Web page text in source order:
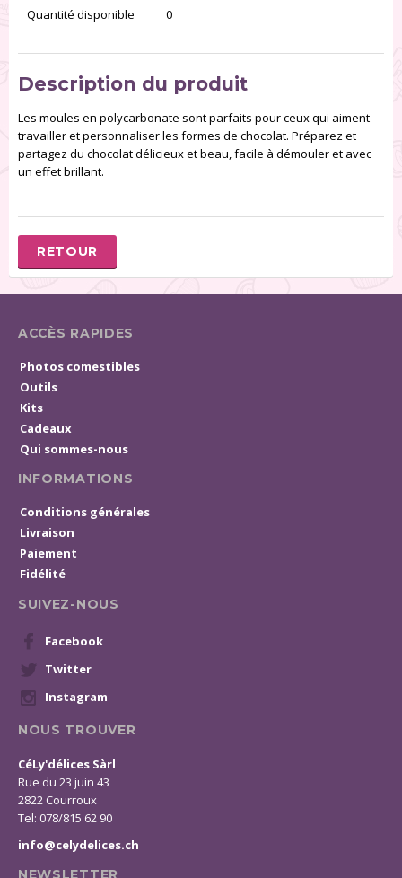
Quantité disponible
0
Description du produit
Les moules en polycarbonate sont parfaits pour ceux qui aiment
travailler et personnaliser les formes de chocolat. Préparez et
partagez du chocolat délicieux et beau, facile à démouler et avec
un effet brillant.
RETOUR
ACCÈS RAPIDES
Photos comestibles
Outils
Kits
Cadeaux
Qui sommes-nous
INFORMATIONS
Conditions générales
Livraison
Paiement
Fidélité
SUIVEZ-NOUS
Facebook
Twitter
Instagram
NOUS TROUVER
CéLy'délices Sàrl
Rue du 23 juin 43
2822 Courroux
Tel: 078/815 62 90
info@celydelices.ch
NEWSLETTER